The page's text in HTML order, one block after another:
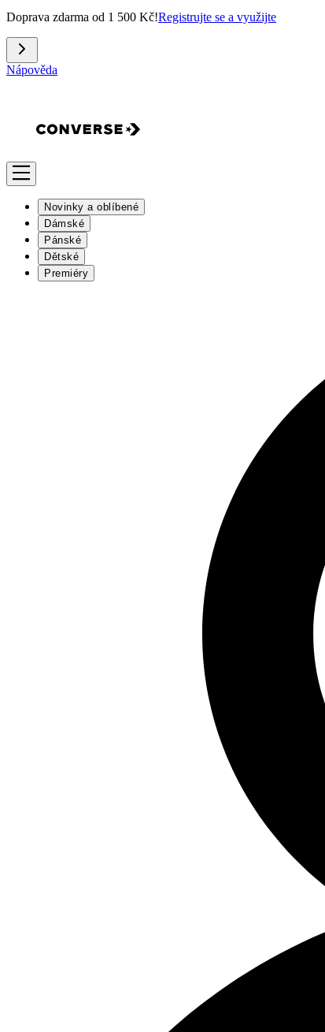
Doprava zdarma od 1 500 Kč!Registrujte se a využijte
Nápověda
Novinky a oblíbené
Dámské
Pánské
Dětské
Premiéry